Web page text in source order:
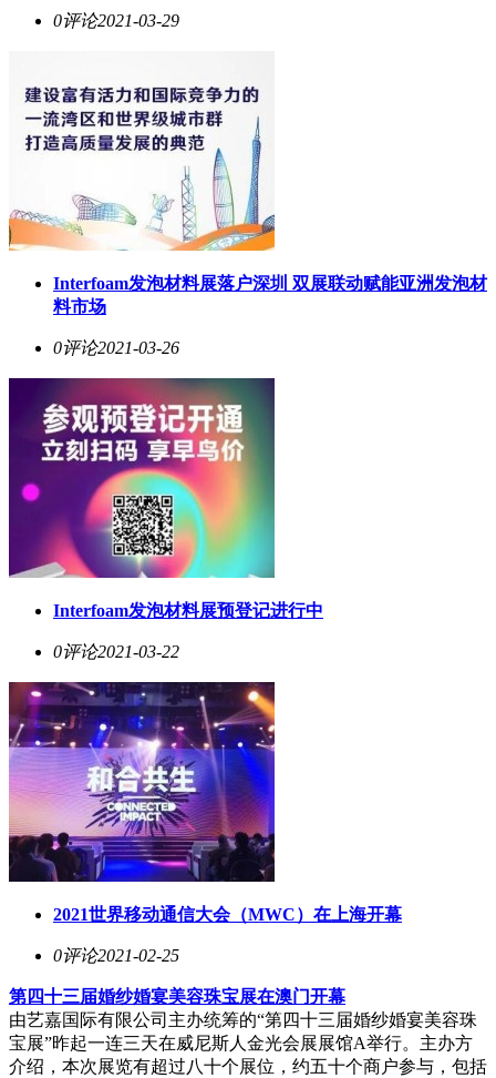
0评论2021-03-29
Interfoam发泡材料展落户深圳 双展联动赋能亚洲发泡材
料市场
0评论2021-03-26
Interfoam发泡材料展预登记进行中
0评论2021-03-22
2021世界移动通信大会（MWC）在上海开幕
0评论2021-02-25
第四十三届婚纱婚宴美容珠宝展在澳门开幕
由艺嘉国际有限公司主办统筹的“第四十三届婚纱婚宴美容珠
宝展”昨起一连三天在威尼斯人金光会展展馆A举行。主办方
介绍，本次展览有超过八十个展位，约五十个商户参与，包括